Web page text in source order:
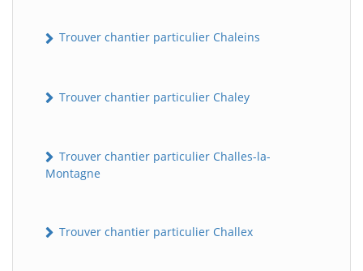
Trouver chantier particulier Chaleins
Trouver chantier particulier Chaley
Trouver chantier particulier Challes-la-
Montagne
Trouver chantier particulier Challex